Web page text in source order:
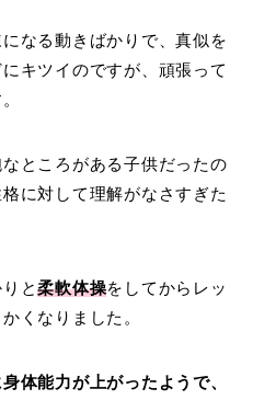
なる動きばかりで、真似を
キツイのですが、頑張って
ところがある子供だったの
に対して理解がなさすぎた
と柔軟体操をしてからレッ
くなりました。
体能力が上がったようで、